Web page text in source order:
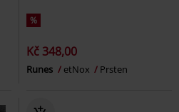
%
Kč 348,00
Runes etNox Prsten